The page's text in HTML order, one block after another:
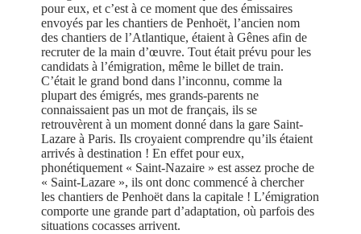
pour eux, et c’est à ce moment que des émissaires
envoyés par les chantiers de Penhoët, l’ancien nom
des chantiers de l’Atlantique, étaient à Gênes afin de
recruter de la main d’œuvre. Tout était prévu pour les
candidats à l’émigration, même le billet de train.
C’était le grand bond dans l’inconnu, comme la
plupart des émigrés, mes grands-parents ne
connaissaient pas un mot de français, ils se
retrouvèrent à un moment donné dans la gare Saint-
Lazare à Paris. Ils croyaient comprendre qu’ils étaient
arrivés à destination ! En effet pour eux,
phonétiquement « Saint-Nazaire » est assez proche de
« Saint-Lazare », ils ont donc commencé à chercher
les chantiers de Penhoët dans la capitale ! L’émigration
comporte une grande part d’adaptation, où parfois des
situations cocasses arrivent.